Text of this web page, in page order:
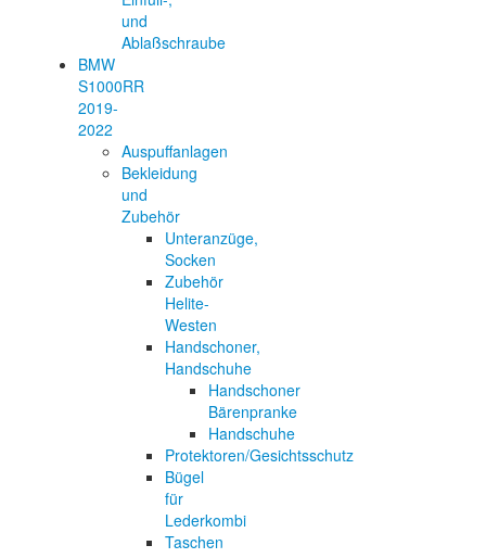
und
Ablaßschraube
BMW
S1000RR
2019-
2022
Auspuffanlagen
Bekleidung
und
Zubehör
Unteranzüge,
Socken
Zubehör
Helite-
Westen
Handschoner,
Handschuhe
Handschoner
Bärenpranke
Handschuhe
Protektoren/Gesichtsschutz
Bügel
für
Lederkombi
Taschen